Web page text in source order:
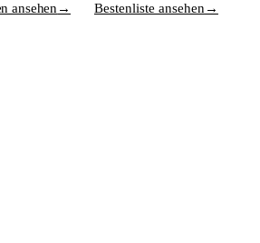
ansehen → Bestenliste ansehen →